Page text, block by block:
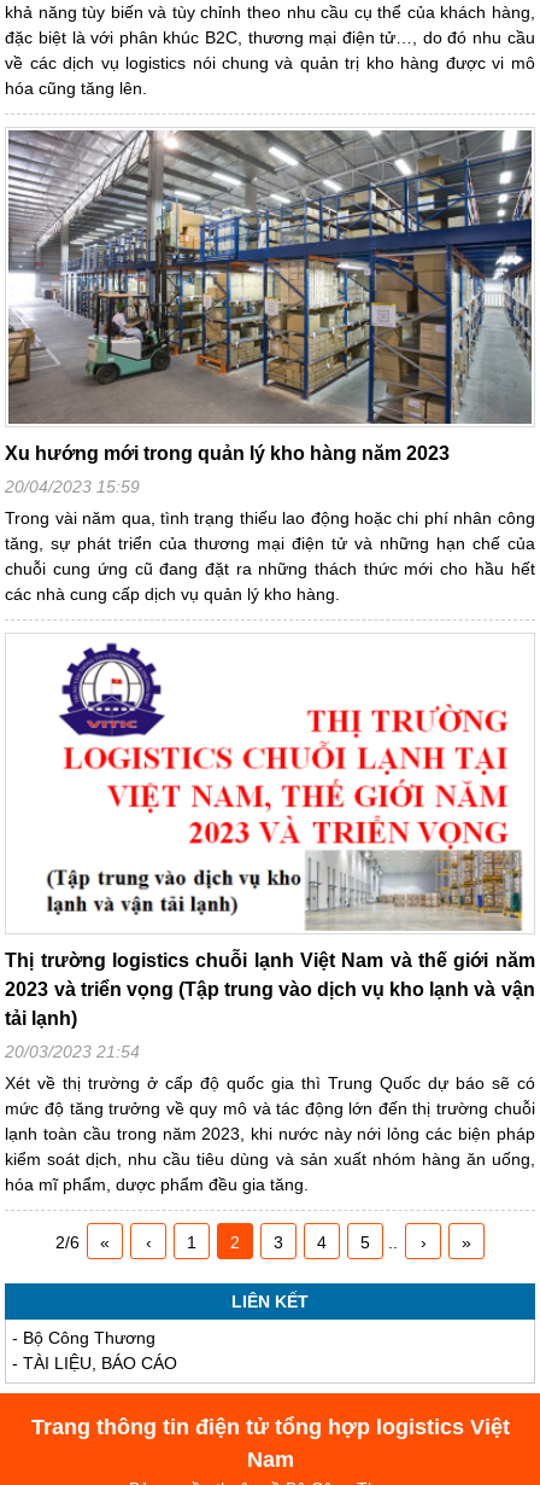
khả năng tùy biến và tùy chỉnh theo nhu cầu cụ thể của khách hàng,
đặc biệt là với phân khúc B2C, thương mại điện tử…, do đó nhu cầu
về các dịch vụ logistics nói chung và quản trị kho hàng được vi mô
hóa cũng tăng lên.
Xu hướng mới trong quản lý kho hàng năm 2023
20/04/2023 15:59
Trong vài năm qua, tình trạng thiếu lao động hoặc chi phí nhân công
tăng, sự phát triển của thương mại điện tử và những hạn chế của
chuỗi cung ứng cũ đang đặt ra những thách thức mới cho hầu hết
các nhà cung cấp dịch vụ quản lý kho hàng.
Thị trường logistics chuỗi lạnh Việt Nam và thế giới năm
2023 và triển vọng (Tập trung vào dịch vụ kho lạnh và vận
tải lạnh)
20/03/2023 21:54
Xét về thị trường ở cấp độ quốc gia thì Trung Quốc dự báo sẽ có
mức độ tăng trưởng về quy mô và tác động lớn đến thị trường chuỗi
lạnh toàn cầu trong năm 2023, khi nước này nới lỏng các biện pháp
kiểm soát dịch, nhu cầu tiêu dùng và sản xuất nhóm hàng ăn uống,
hóa mĩ phẩm, dược phẩm đều gia tăng.
2/6 « ‹ 1 2 3 4 5 › »
LIÊN KẾT
- Bộ Công Thương
-TÀI LIỆU, BÁO CÁO
Trang thông tin điện tử tổng hợp logistics Việt
Nam